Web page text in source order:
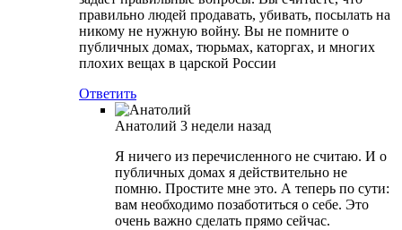
правильно людей продавать, убивать, посылать на
никому не нужную войну. Вы не помните о
публичных домах, тюрьмах, каторгах, и многих
плохих вещах в царской России
Ответить
Анатолий 3 недели назад
Я ничего из перечисленного не считаю. И о
публичных домах я действительно не
помню. Простите мне это. А теперь по сути:
вам необходимо позаботиться о себе. Это
очень важно сделать прямо сейчас.